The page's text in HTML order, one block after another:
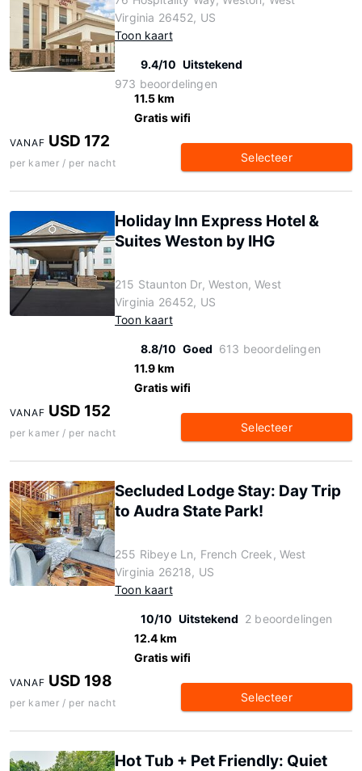
Virginia 26452, US
Toon kaart
9.4/10 Uitstekend
973 beoordelingen
11.5 km
Gratis wifi
VANAF USD 172
per kamer / per nacht Selecteer
Holiday Inn Express Hotel &
Suites Weston by IHG
215 Staunton Dr, Weston, West
Virginia 26452, US
Toon kaart
8.8/10 Goed 613 beoordelingen
11.9 km
Gratis wifi
VANAF USD 152
per kamer / per nacht Selecteer
Secluded Lodge Stay: Day Trip
to Audra State Park!
255 Ribeye Ln, French Creek, West
Virginia 26218, US
Toon kaart
10/10 Uitstekend 2 beoordelingen
12.4 km
Gratis wifi
VANAF USD 198
per kamer / per nacht Selecteer
Hot Tub + Pet Friendly: Quiet